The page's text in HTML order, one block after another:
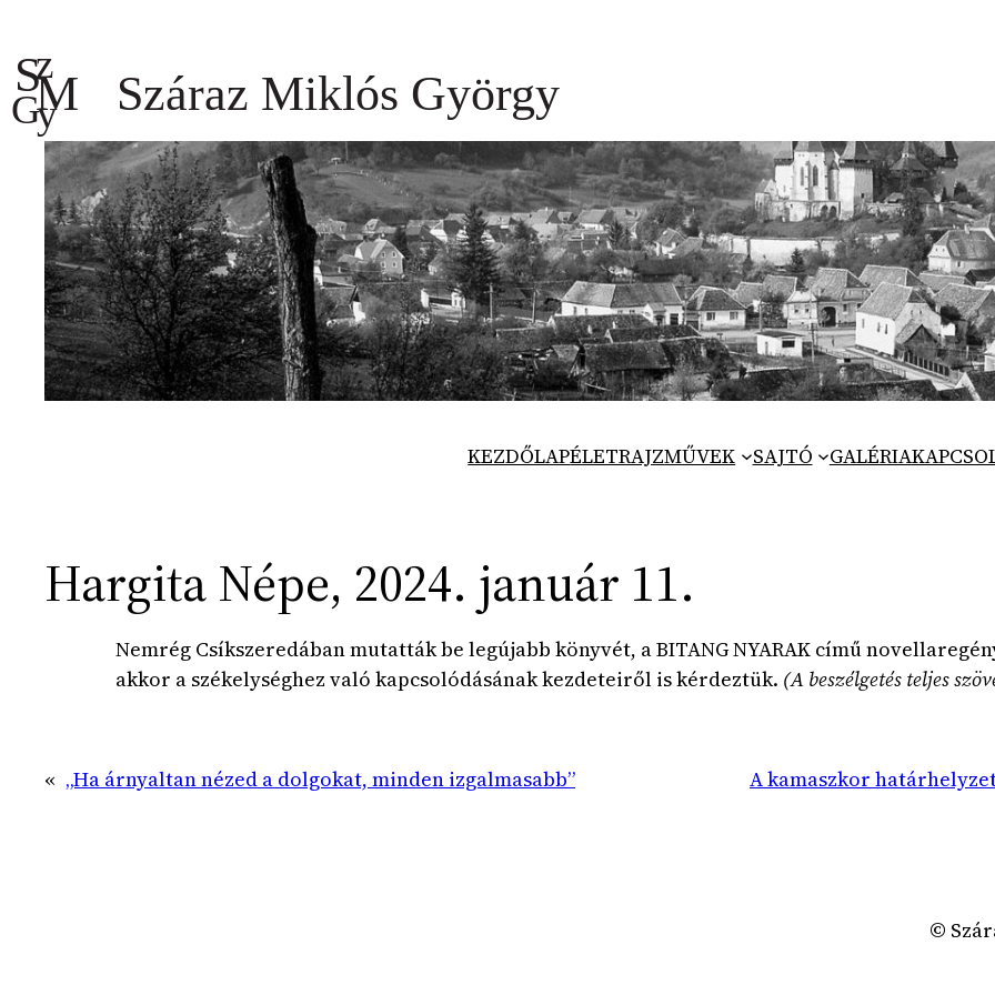
tartalomhoz
KEZDŐLAPÉLETRAJZMŰVEK SAJTÓ GALÉRIA
Hargita Népe, 2024. január 11.
Nemrég Csíkszeredában mutatták be legújabb könyvét, a BITANG NYARAK című
akkor a székelységhez való kapcsolódásának kezdeteiről is kérdeztük. (A beszélgetés teljes
« „Ha árnyaltan nézed a dolgokat, minden izgalmasabb” A kamaszkor
©